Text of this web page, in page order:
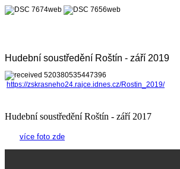
Hudební soustředění Roštín - září 2019
https://zskrasneho24.rajce.idnes.cz/Rostin_2019/
Hudební soustředění Roštín - září 2017
více foto zde